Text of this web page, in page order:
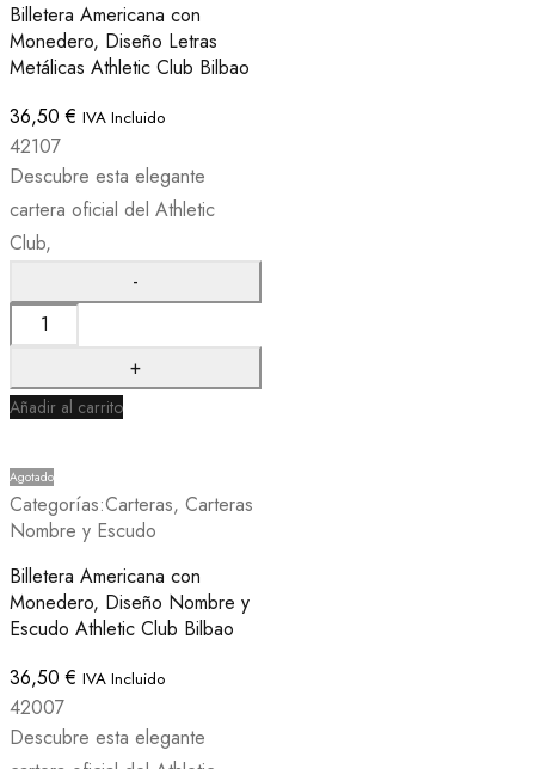
Billetera Americana con
Monedero, Diseño Letras
Metálicas Athletic Club Bilbao
36,50€ IVA Incluido
42107
Descubre esta elegante
cartera oficial del Athletic
Club,
Añadir al carrito
Agotado
Categorías:Carteras, Carteras
Nombre y Escudo
Billetera Americana con
Monedero, Diseño Nombre y
Escudo Athletic Club Bilbao
36,50€ IVA Incluido
42007
Descubre esta elegante